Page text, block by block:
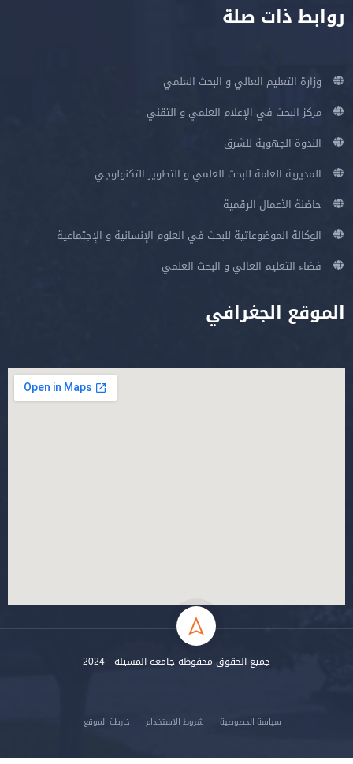
روابط ذات صلة
وزارة التعليم العالي و البحث العلمي
مركز البحث في الإعلام العلمي و التقني
الندوة الجهوية للشرق
المديرية العامة للبحث العلمي و التطوير التكنولوجي
حاضنة الأعمال الرقمية
الوكالة الموضوعاتية للبحث في العلوم الإنسانية و الإجتماعية
فضاء التعليم العالي و البحث العلمي
الموقع الجغرافي
جميع الحقوق محفوظة جامعة المسيلة - 2024
سياسة الخصوصية شروط الاستخدام خارطة الموقع